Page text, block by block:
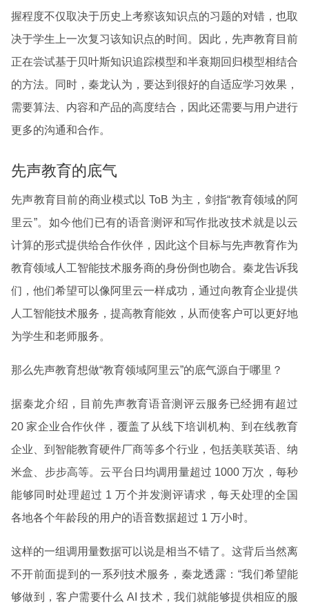
握程度不仅取决于历史上考察该知识点的习题的对错，也取
决于学生上一次复习该知识点的时间。因此，先声教育目前
正在尝试基于贝叶斯知识追踪模型和半衰期回归模型相结合
的方法。同时，秦龙认为，要达到很好的自适应学习效果，
需要算法、内容和产品的高度结合，因此还需要与用户进行
更多的沟通和合作。
先声教育的底气
先声教育目前的商业模式以 ToB 为主，剑指“教育领域的阿
里云”。如今他们已有的语音测评和写作批改技术就是以云
计算的形式提供给合作伙伴，因此这个目标与先声教育作为
教育领域人工智能技术服务商的身份倒也吻合。秦龙告诉我
们，他们希望可以像阿里云一样成功，通过向教育企业提供
人工智能技术服务，提高教育能效，从而使客户可以更好地
为学生和老师服务。
那么先声教育想做“教育领域阿里云”的底气源自于哪里？
据秦龙介绍，目前先声教育语音测评云服务已经拥有超过
20 家企业合作伙伴，覆盖了从线下培训机构、到在线教育
企业、到智能教育硬件厂商等多个行业，包括美联英语、纳
米盒、步步高等。云平台日均调用量超过 1000 万次，每秒
能够同时处理超过 1 万个并发测评请求，每天处理的全国
各地各个年龄段的用户的语音数据超过 1 万小时。
这样的一组调用量数据可以说是相当不错了。这背后当然离
不开前面提到的一系列技术服务，秦龙透露：“我们希望能
够做到，客户需要什么 AI 技术，我们就能够提供相应的服